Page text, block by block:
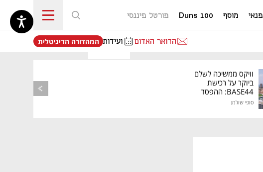
פנאי מוסף Duns 100 פורטל פיננסי
הדואר האדום ועידות
נפתח בכרטיסייה חדשה
המהדורה הדיגיטלית
וויקס ממשיכה לשלם
ביוקר על רכישת
BASE44: ההפסד
סופי שולמן